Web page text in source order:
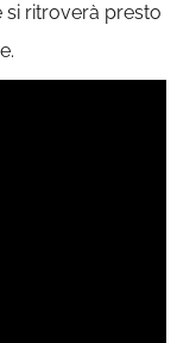
si ritroverà presto